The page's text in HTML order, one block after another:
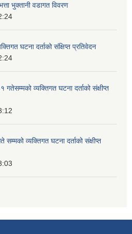
भुक्तानी वडागत विवरण
घटना दर्ताको संक्षिप्त प्रतिवेदन
व्यक्तिगत घटना दर्ताको संक्षीप्त
व्यक्तिगत घटना दर्ताको संक्षीप्त